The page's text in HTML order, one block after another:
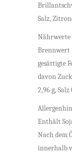
Salz,
Nährwerte
Brennwert
gesättigte
davon
2,96 g, Salz
Enthält
Nach dem
innerhalb